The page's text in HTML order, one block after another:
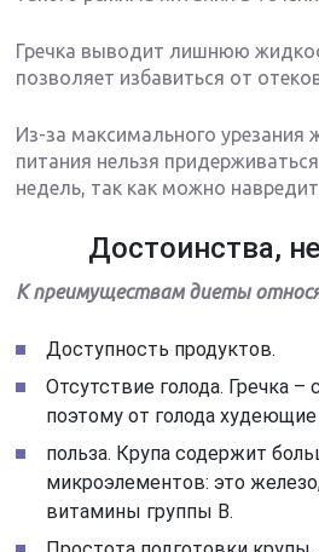
Гречка выводит лишнюю
позволяет избавиться от
Из-за максимального урезания
питания нельзя
недель, так как можно
Достоинства,
К преимуществам диеты
Доступность продуктов.
Отсутствие голода. Гречка
поэтому от голода
польза. Крупа содержит
микроэлементов: это
витамины группы В.